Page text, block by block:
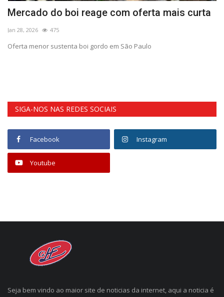
Mercado do boi reage com oferta mais curta
Jan 28, 2026 475
Oferta menor sustenta boi gordo em São Paulo
SIGA-NOS NAS REDES SOCIAIS
Facebook Instagram
Youtube
Seja bem vindo ao maior site de noticias da internet, aqui a noticia é